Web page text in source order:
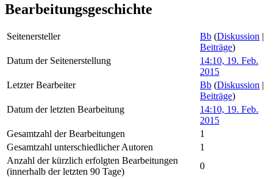
Bearbeitungsgeschichte
Seitenersteller Bb (Diskussion
Beiträge)
Datum der Seitenerstellung
14:10, 19. Feb.
2015
Letzter Bearbeiter
Bb (Diskussion
Beiträge)
Datum der letzten Bearbeitung
14:10, 19. Feb.
2015
Gesamtzahl der Bearbeitungen
1
Gesamtzahl unterschiedlicher Autoren
1
Anzahl der kürzlich erfolgten Bearbeitungen
(innerhalb der letzten 90 Tage)
0